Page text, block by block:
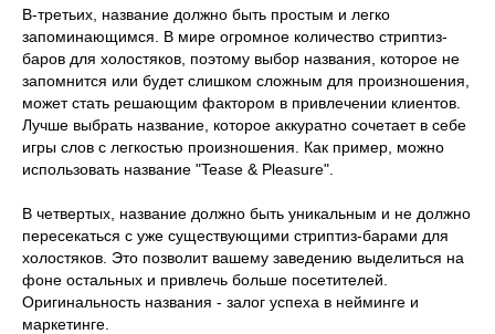
В-третьих, название должно быть простым и легко
запоминающимся. В мире огромное количество стриптиз-
баров для холостяков, поэтому выбор названия, которое не
запомнится или будет слишком сложным для произношения,
может стать решающим фактором в привлечении клиентов.
Лучше выбрать название, которое аккуратно сочетает в себе
игры слов с легкостью произношения. Как пример, можно
использовать название "Tease & Pleasure".
В четвертых, название должно быть уникальным и не должно
пересекаться с уже существующими стриптиз-барами для
холостяков. Это позволит вашему заведению выделиться на
фоне остальных и привлечь больше посетителей.
Оригинальность названия - залог успеха в нейминге и
маркетинге.